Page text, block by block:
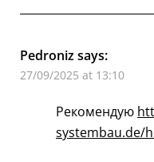
Pedronizsays:
27/09/2025 at 13:10
Рекомендую
systembau.de/